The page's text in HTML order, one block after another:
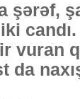
şərəf,
candı.
vuran
da